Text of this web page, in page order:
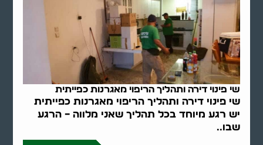
שי פינוי דירה ותהליך הריפוי מאגרנות כפייתית
שי פינוי דירה ותהליך הריפוי מאגרנות כפייתית
יש רגע מיוחד בכל תהליך שאני מלווה – הרגע
שבו..